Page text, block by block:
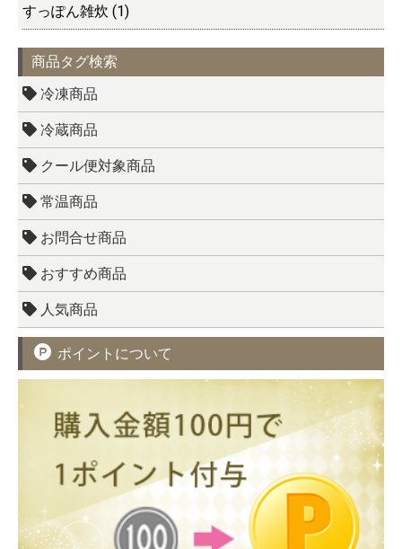
すっぽん雑炊 (1)
商品タグ検索
冷凍商品
冷蔵商品
クール便対象商品
常温商品
お問合せ商品
おすすめ商品
人気商品
ポイントについて